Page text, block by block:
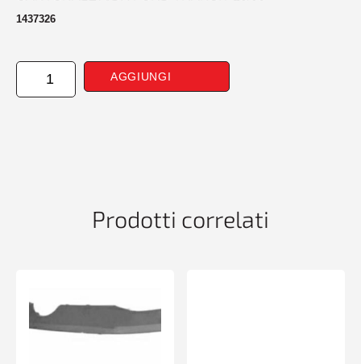
1437326
CANTONALE
ANTERIORE
AGGIUNGI
Prodotti correlati